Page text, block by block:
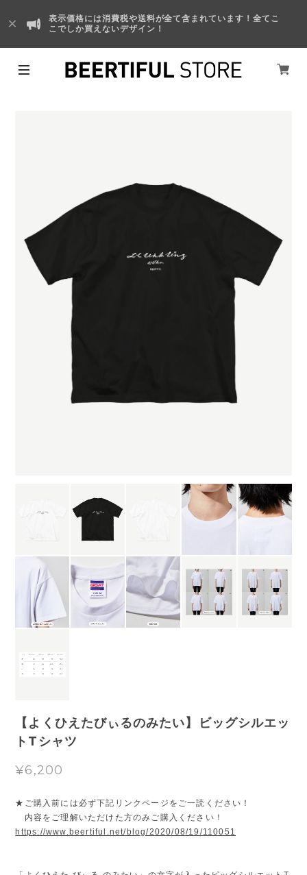
表示価格には消費税や送料が全て含まれています！全てこ
こでしか買えないデザイン！
【よくひえたびぃるのみたい】ビッグシルエッ
トTシャツ
¥6,200
★ご購入前には必ず下記リンクページをご一読ください！
内容をご理解いただけた方のみご購入ください！
https://www.beertiful.net/blog/2020/08/19/110051